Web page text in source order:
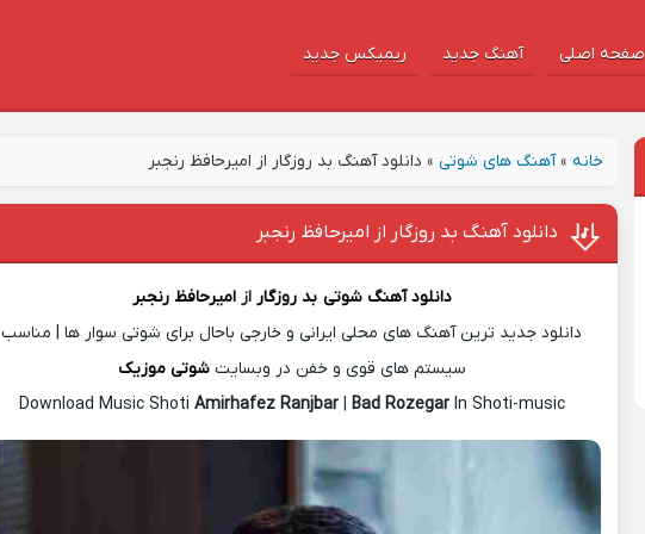
صفحه اصلی آهنگ‌ جدید ریمیکس جدید
خانه »آهنگ های شوتی » دانلود آهنگ بد روزگار از امیرحافظ رنجبر
دانلود آهنگ بد روزگار از امیرحافظ رنجبر
دانلود آهنگ شوتی بد روزگار ازامیرحافظ رنجبر
دانلود جدید ترین آهنگ های محلی ایرانی و خارجی باحال برای شوتی سوار ها | مناسب
سیستم های قوی و خفن در وبسایتشوتی موزیک
Download Music Shoti Amirhafez Ranjbar| Bad RozegarIn Shoti-music